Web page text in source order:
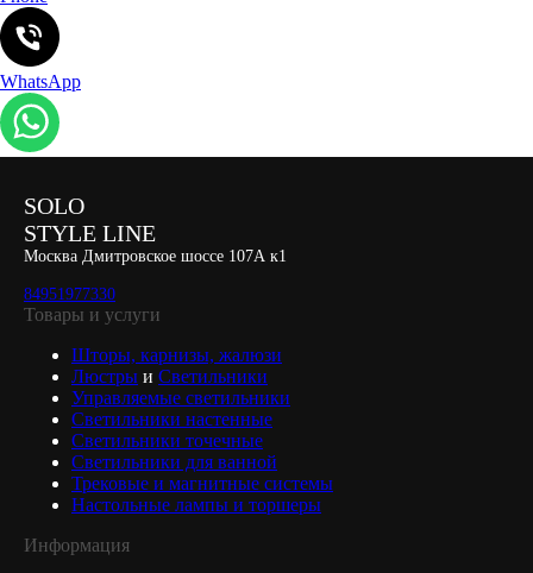
WhatsApp
SOLO
STYLE LINE
Москва Дмитровское шоссе 107А к1
84951977330
Товары и услуги
Шторы, карнизы, жалюзи
Люстры и Светильники
Управляемые светильники
Светильники настенные
Светильники точечные
Светильники для ванной
Трековые и магнитные системы
Настольные лампы и торшеры
Информация